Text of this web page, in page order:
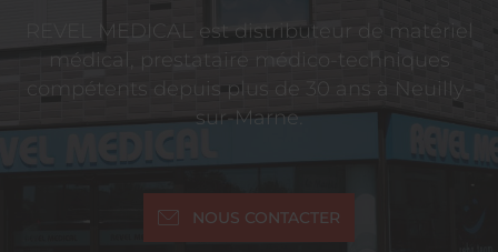
REVEL MEDICAL est distributeur de matériel
médical, prestataire médico-techniques
compétents depuis plus de 30 ans à Neuilly-
sur-Marne.
NOUS CONTACTER